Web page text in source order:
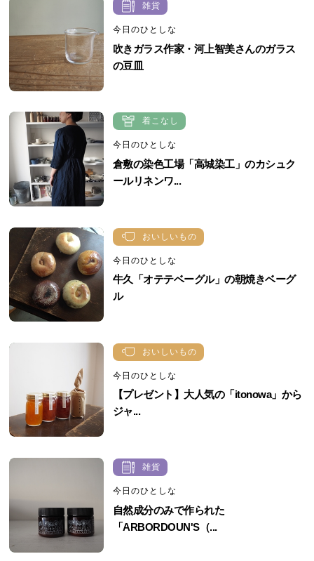
雑貨
今日のひとしな
吹きガラス作家・河上智美さんのガラス
の豆皿
着こなし
今日のひとしな
倉敷の染色工場「高城染工」のカシュク
ールリネンワ...
おいしいもの
今日のひとしな
牛久「オテテベーグル」の朝焼きベーグ
ル
おいしいもの
今日のひとしな
【プレゼント】大人気の「itonowa」から
ジャ...
雑貨
今日のひとしな
自然成分のみで作られた
「ARBORDOUN'S（...